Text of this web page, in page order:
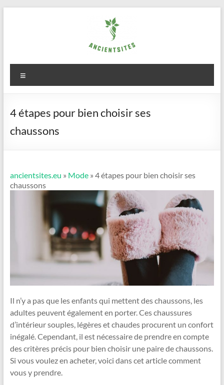
ancientsites.eu
4 étapes pour bien choisir ses
chaussons
ancientsites.eu » Mode» 4 étapes pour bien choisir ses
chaussons
Il n’y a pas que les enfants qui mettent des chaussons, les
adultes peuvent également en porter. Ces chaussures
d’intérieur souples, légères et chaudes procurent un confort
inégalé. Cependant, il est nécessaire de prendre en compte
des critères précis pour bien choisir une paire de chaussons.
Si vous voulez en acheter, voici dans cet article comment
vous y prendre.